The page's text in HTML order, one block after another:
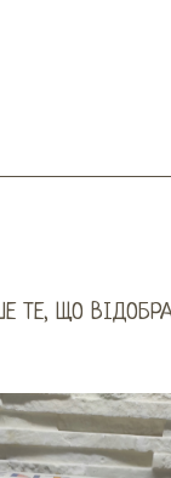
ТЕ, ЩО